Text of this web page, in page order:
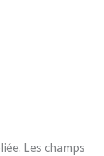
Les champs